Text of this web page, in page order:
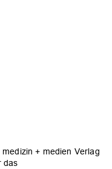
+ medien Verlag
das